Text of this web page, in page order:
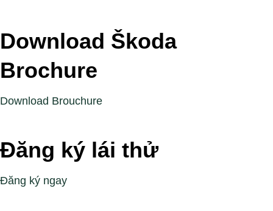
Download Škoda
Brochure
Download Brouchure
Đăng ký lái thử
Đăng ký ngay